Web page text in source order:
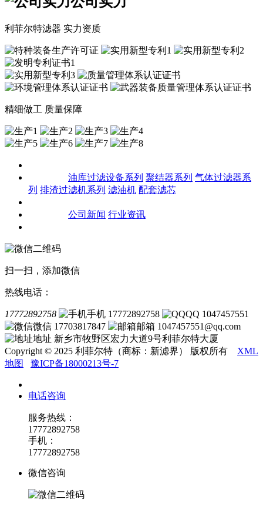
利菲尔特滤器 实力资质
精细做工 质量保障
油库过滤设备系列 聚结器系列 气体过滤器系
列 排渣过滤机系列 滤油机 配套滤芯
公司新闻 行业资讯
扫一扫，添加微信
热线电话：
17772892758 手机 17772892758
QQ 1047457551
微信 17703817847
邮箱 1047457551@qq.com
地址 新乡市牧野区宏力大道9号利菲尔特大厦
Copyright © 2025 利菲尔特（商标：新滤界） 版权所有 XML
地图
豫ICP备18000213号-7
电话咨询
服务热线：
17772892758
手机：
17772892758
微信咨询